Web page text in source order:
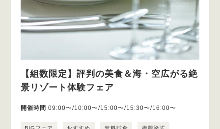
【組数限定】評判の美食＆海・空広がる絶
景リゾート体験フェア
開催時間 09:00〜/10:00〜/15:00〜/15:30〜/16:00〜